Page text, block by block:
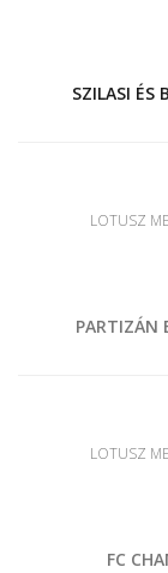
SZILASI ÉS
LOTUSZ
PARTIZÁN
LOTUSZ
FC